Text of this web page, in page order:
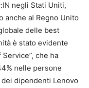
negli Stati Uniti,
anche al Regno Unito
delle best
è stato evidente
che ha
nelle persone
dipendenti Lenovo